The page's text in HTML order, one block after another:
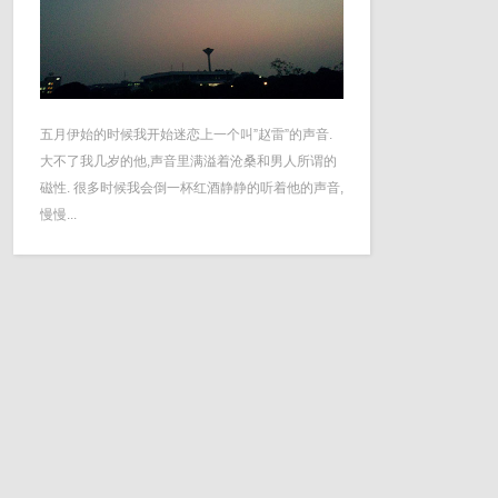
五月伊始的时候我开始迷恋上一个叫”赵雷”的声音.
大不了我几岁的他,声音里满溢着沧桑和男人所谓的
磁性. 很多时候我会倒一杯红酒静静的听着他的声音,
慢慢...